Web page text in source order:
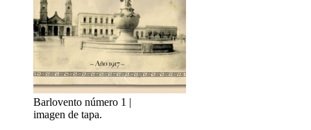
Barlovento número 1 |
imagen de tapa.